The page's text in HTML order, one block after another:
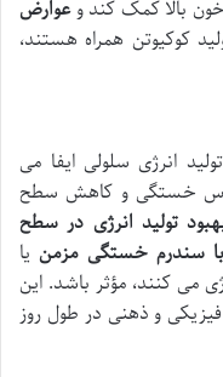
خون بالا کمک کند وعوارض
کوکیوتن همراه هستند،
انرژی سلولی ایفا می
خستگی و کاهش سطح
تولید انرژی در سطح
با سندرم خستگی مزمن یا
می کنند، مؤثر باشد. این
و ذهنی در طول روز